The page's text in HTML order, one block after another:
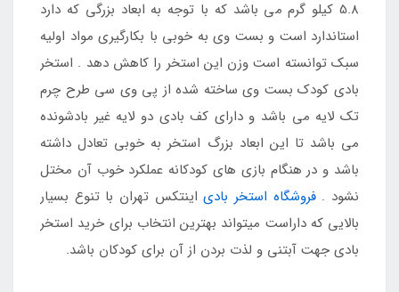
5.8 کیلو گرم می باشد که با توجه به ابعاد بزرگی که دارد
استاندارد است و بست وی به خوبی با بکارگیری مواد اولیه
سبک توانسته است وزن این استخر را کاهش دهد . استخر
بادی کودک بست وی ساخته شده از پی وی سی طرح چرم
تک لایه می باشد و دارای کف بادی دو لایه غیر بادشونده
می باشد تا این ابعاد بزرگ استخر به خوبی تعادل داشته
باشد و در هنگام بازی های کودکانه عملکرد خوب آن مختل
نشود .فروشگاه استخر بادیاینتکس تهران با تنوع بسیار
بالایی که داراست میتواند بهترین انتخاب برای خرید استخر
بادی جهت آبتنی و لذت بردن از آن برای کودکان باشد.